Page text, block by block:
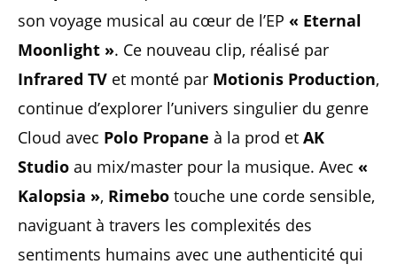
son voyage musical au cœur de l’EP « Eternal
Moonlight ». Ce nouveau clip, réalisé par
Infrared TV et monté par Motionis Production,
continue d’explorer l’univers singulier du genre
Cloud avec Polo Propane à la prod et AK
Studio au mix/master pour la musique. Avec «
Kalopsia », Rimebo touche une corde sensible,
naviguant à travers les complexités des
sentiments humains avec une authenticité qui